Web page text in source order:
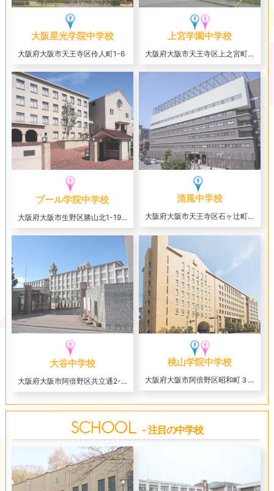
大阪星光学院中学校
大阪府大阪市天王寺区伶人町1-6
上宮学園中学校
大阪府大阪市天王寺区上之宮町3-16
プール学院中学校
大阪府大阪市生野区勝山北1-19-31
清風中学校
大阪府大阪市天王寺区石ヶ辻町12-16
大谷中学校
大阪府大阪市阿倍野区共立通2-8-4
桃山学院中学校
大阪府大阪市阿倍野区昭和町３-１-64
- 注目の中学校